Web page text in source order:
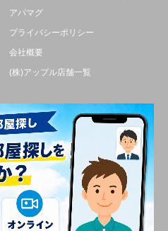
アパマグ
プライバシーポリシー
会社概要
(株)アップル店舗一覧